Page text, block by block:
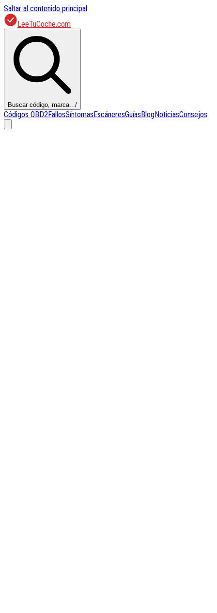
Saltar al contenido principal
LeeTuCoche.com
Buscar código, marca.../
Códigos OBD2FallosSíntomasEscáneresGuíasBlogNoticiasConsejos